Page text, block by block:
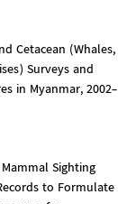
Cetacean (Whales,
Surveys and
in Myanmar, 2002-
Sighting
to Formulate